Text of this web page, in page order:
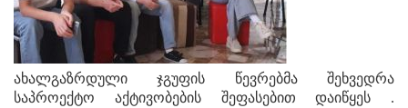
ახალგაზრდული ჯგუფის წევრებმა შეხვედრა
საპროექტო აქტივობების შეფასებით დაიწყეს .